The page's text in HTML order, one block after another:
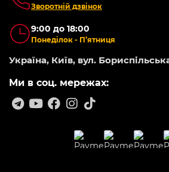
Зворотній дзвінок
9:00 до 18:00
Понеділок - П’ятниця
Україна, Київ, вул.
Ми в соц. мережах: